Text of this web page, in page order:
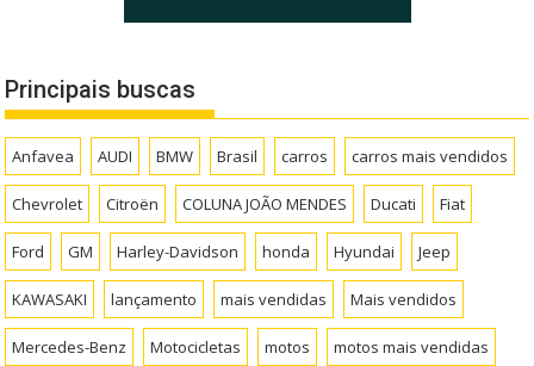
Principais buscas
Anfavea AUDI BMW Brasil carros carros mais vendidos
Chevrolet Citroën COLUNA JOÃO MENDES Ducati Fiat
Ford GM Harley-Davidson honda Hyundai Jeep
KAWASAKI lançamento mais vendidas Mais vendidos
Mercedes-Benz Motocicletas motos motos mais vendidas